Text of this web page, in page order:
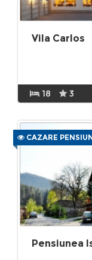
Vila Carlos
18 3
CAZARE
Pensiunea